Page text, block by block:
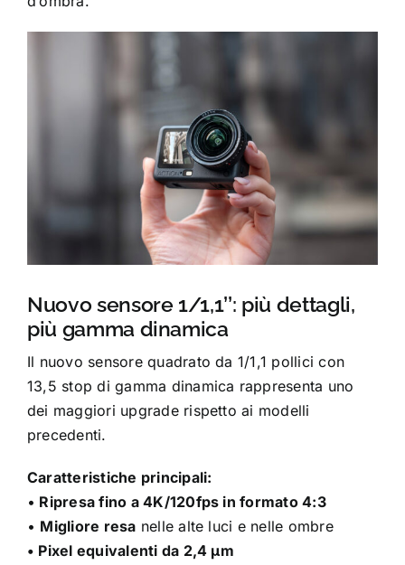
Nuovo sensore 1/1,1’’: più dettagli,
più gamma dinamica
Il nuovo sensore quadrato da 1/1,1 pollici con
13,5 stop di gamma dinamica rappresenta uno
dei maggiori upgrade rispetto ai modelli
precedenti.
Caratteristiche principali:
• Ripresa fino a 4K/120fps in formato 4:3
• Migliore resa nelle alte luci e nelle ombre
• Pixel equivalenti da 2,4 μm